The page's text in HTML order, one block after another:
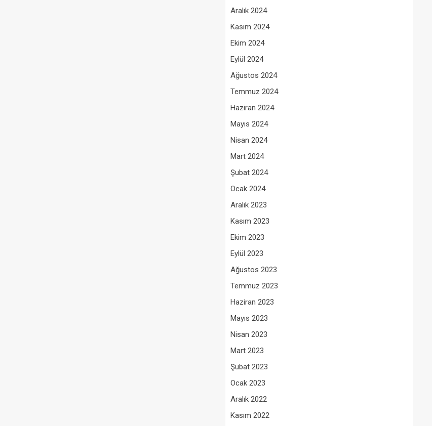
Aralık 2024
Kasım 2024
Ekim 2024
Eylül 2024
Ağustos 2024
Temmuz 2024
Haziran 2024
Mayıs 2024
Nisan 2024
Mart 2024
Şubat 2024
Ocak 2024
Aralık 2023
Kasım 2023
Ekim 2023
Eylül 2023
Ağustos 2023
Temmuz 2023
Haziran 2023
Mayıs 2023
Nisan 2023
Mart 2023
Şubat 2023
Ocak 2023
Aralık 2022
Kasım 2022